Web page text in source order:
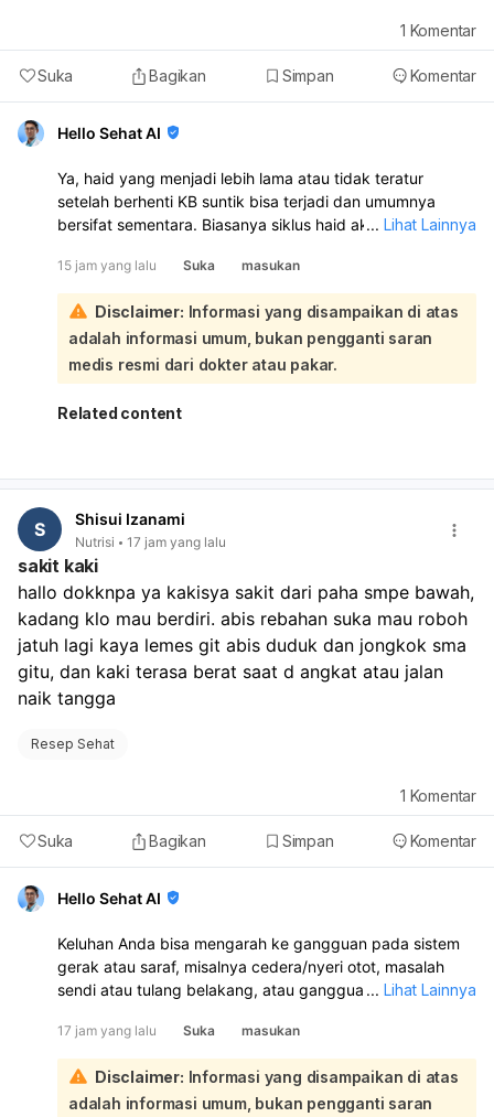
Suka Bagikan Simpan Komentar
1 Komentar
Hello Sehat AI
Ya, haid yang menjadi lebih lama atau tidak teratur
setelah berhenti KB suntik bisa terjadi dan umumnya
bersifat sementara. Biasanya siklus haid akan kembali
Untuk membantu haid lebih lancar, Anda bisa menjaga
berat badan ideal, rutin olahraga, makan bergizi,
mengontrol stres, dan tidur cukup. Bila perlu, periksa ke
dokter untuk memastikan tidak ada penyebab lain seperti
gangguan hormon, PCOS, tiroid, atau miom. Karena Anda
sudah sampai 16 hari haid tidak berhenti, sebaiknya
periksa ke dokter kandungan/penyakit dalam, apalagi
... Lihat Lainnya
15 jam yang lalu Suka masukan
Disclaimer: Informasi yang disampaikan di atas
adalah informasi umum, bukan pengganti saran
medis resmi dari dokter atau pakar.
Related content
S Shisui Izanami
Nutrisi 17 jam yang lalu
sakit kaki
hallo dokknpa ya kakisya sakit dari paha smpe bawah,
kadang klo mau berdiri. abis rebahan suka mau roboh
jatuh lagi kaya lemes git abis duduk dan jongkok sma
gitu, dan kaki terasa berat saat d angkat atau jalan
naik tangga
Resep Sehat
Suka Bagikan Simpan Komentar
1 Komentar
Hello Sehat AI
Keluhan Anda bisa mengarah ke gangguan pada sistem
gerak atau saraf, misalnya cedera/nyeri otot, masalah
sendi atau tulang belakang, atau gangguan saraf yang
mau jatuh, lemas setelah duduk/berjongkok, dan kaki
berat saat naik tangga, sebaiknya diperiksa langsung:
Kemungkinan penyebabnya antara lain gangguan otot
atau sendi, saraf terjepit, masalah pada tulang belakang,
... Lihat Lainnya
17 jam yang lalu Suka masukan
Disclaimer: Informasi yang disampaikan di atas
adalah informasi umum, bukan pengganti saran